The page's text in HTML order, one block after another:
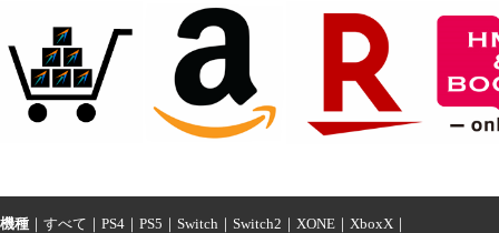
機種 ｜ すべて ｜ PS4 ｜ PS5 ｜ Switch ｜ Switch2 ｜ XONE ｜ XboxX ｜